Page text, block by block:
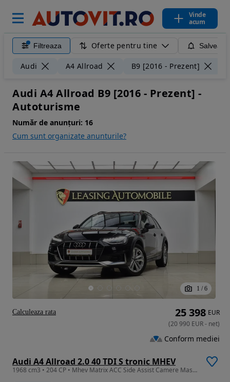
Vinde
acum
Filtreaza Oferte pentru tine
Audi A4 Allroad B9 [2016 - Prezent]
Audi A4 Allroad B9 [2016 - Prezent] -
Autoturisme
Număr de anunțuri: 16
Cum sunt organizate anunturile?
1 / 6
Audi A4 Allroad 2.0 40 TDI S tronic MHEV
1968 cm3 • 204 CP • Mhev Matrix ACC Side Assist Camere Masarier Revizii la zi Garantie
25 398 EUR
(20 990 EUR- net)
Conform mediei
Calculeaza rata